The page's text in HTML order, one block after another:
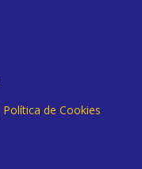
Política de Cookies